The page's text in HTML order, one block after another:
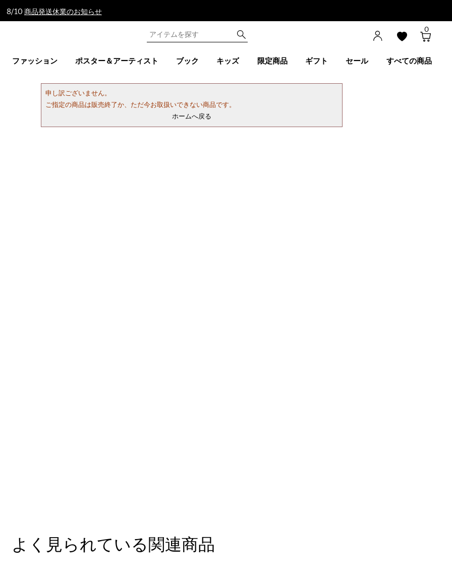
8/10 商品発送休業のお知らせ
0
ファッション ポスター＆アーティスト ブック キッズ 限定商品 ギフト セール すべての商品
申し訳ございません。
ご指定の商品は販売終了か、ただ今お取扱いできない商品です。
ホームへ戻る
よく見られている関連商品